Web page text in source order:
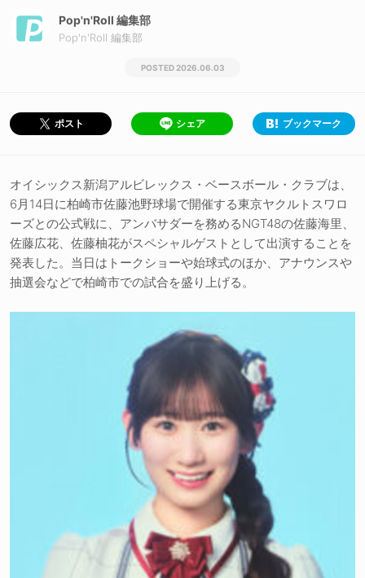
Pop'n'Roll 編集部
Pop'n'Roll 編集部
2026.06.03
ポスト シェア ブックマーク
オイシックス新潟アルビレックス・ベースボール・クラブは、
6月14日に柏崎市佐藤池野球場で開催する東京ヤクルトスワロ
ーズとの公式戦に、アンバサダーを務めるNGT48の佐藤海里、
佐藤広花、佐藤柚花がスペシャルゲストとして出演することを
発表した。当日はトークショーや始球式のほか、アナウンスや
抽選会などで柏崎市での試合を盛り上げる。